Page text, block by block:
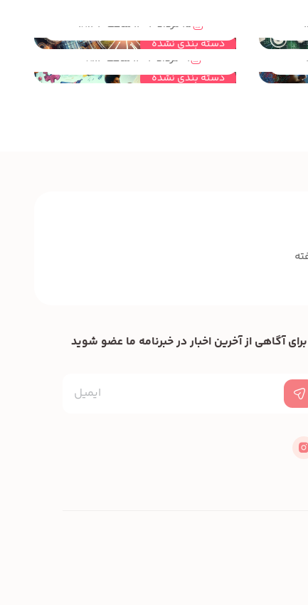
دسته بندی نشده
15 مرداد 1404 ساعت 18:33
دسته بندی نشده
سازه های خلاق ویژه مهندسی خلاقیت کودکان و نوجوانان راهی برای رسیدن به نوآوری
01 مرداد 1404 ساعت 08:14
برای آگاهی از آخرین اخبار در خبرنامه ما عضو شوید